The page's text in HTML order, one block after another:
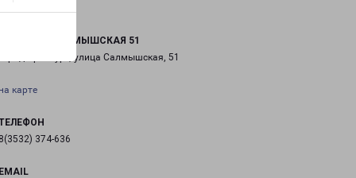
САЛМЫШСКАЯ 51
Оренбург, улица Салмышская, 51
карте
374-636